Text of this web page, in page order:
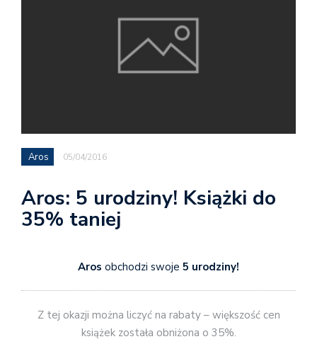
Aros 05/04/2016
Aros: 5 urodziny! Książki do
35% taniej
Aros obchodzi swoje 5 urodziny!
Z tej okazji można liczyć na rabaty – większość cen
książek została obniżona o 35%.